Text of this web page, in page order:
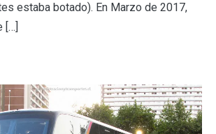
estaba botado). En Marzo de 2017,
[…]